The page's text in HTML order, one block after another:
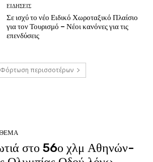
ΕΙΔΗΣΕΙΣ
Σε ισχύ το νέο Ειδικό Χωροταξικό Πλαίσιο
για τον Τουρισμό – Νέοι κανόνες για τις
επενδύσεις
Φόρτωση περισσοτέρων